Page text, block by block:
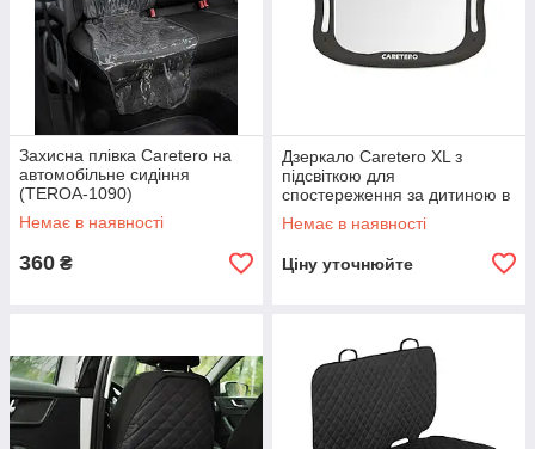
Захисна плівка Caretero на
автомобільне сидіння
(TEROA-1090)
Немає в наявності
360 ₴
Дзеркало Caretero XL з
підсвіткою для
спостереження за дитиною в
автокріслі
Немає в наявності
Ціну уточнюйте